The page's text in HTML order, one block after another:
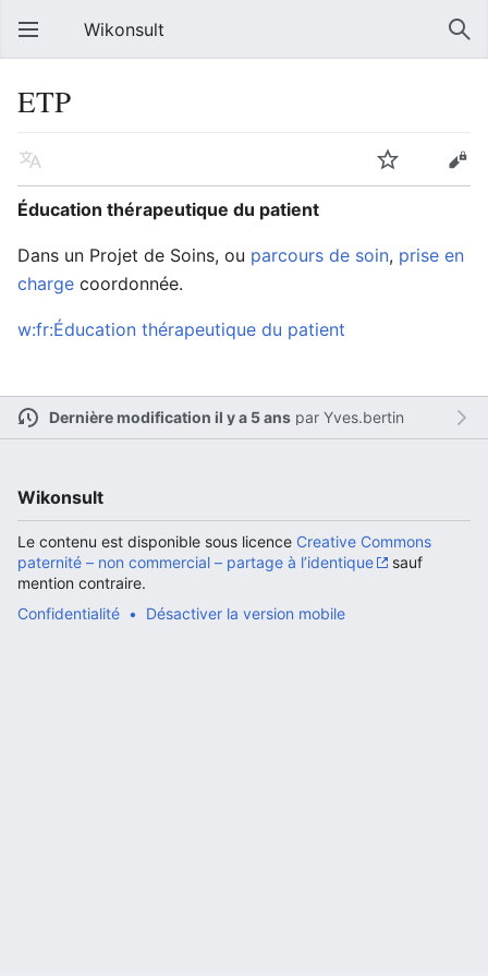
Ouvrir le menu principal
Wikonsult
ETP
Éducation thérapeutique du patient
Dans un Projet de Soins, ou parcours de soin, prise en
charge coordonnée.
w:fr:Éducation thérapeutique du patient
Dernière modification il y a 5 anspar Yves.bertin
Wikonsult
Le contenu est disponible sous licence Creative Commons
paternité – non commercial – partage à l’identique
sauf
mention contraire.
Confidentialité
Désactiver la version mobile